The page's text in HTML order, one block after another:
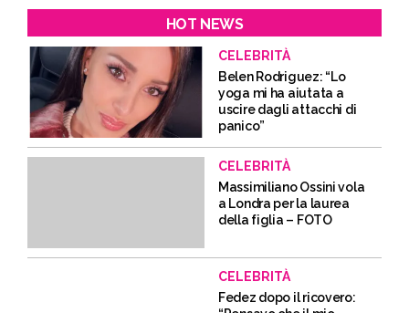
HOT NEWS
CELEBRITÀ
Belen Rodriguez: “Lo
yoga mi ha aiutata a
uscire dagli attacchi di
panico”
CELEBRITÀ
Massimiliano Ossini vola
a Londra per la laurea
della figlia – FOTO
CELEBRITÀ
Fedez dopo il ricovero: